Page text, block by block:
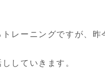
レーニングですが、昨
していきます。